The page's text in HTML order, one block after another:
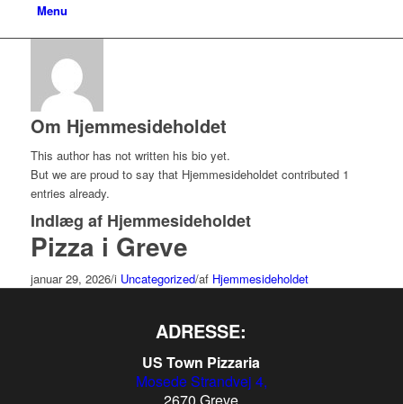
Menu
Om Hjemmesideholdet
This author has not written his bio yet.
But we are proud to say that Hjemmesideholdetcontributed 1
entries already.
Indlæg af Hjemmesideholdet
Pizza i Greve
januar 29, 2026/i Uncategorized/af Hjemmesideholdet
ADRESSE:
US Town Pizzaria
Mosede Strandvej 4,